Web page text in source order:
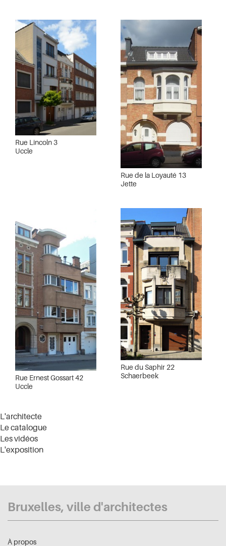
Rue Lincoln 3
Uccle
Rue de la Loyauté 13
Jette
Rue Ernest Gossart 42
Uccle
Rue du Saphir 22
Schaerbeek
L'architecte
Le catalogue
Les vidéos
L'exposition
Bruxelles, ville d'architectes
À propos